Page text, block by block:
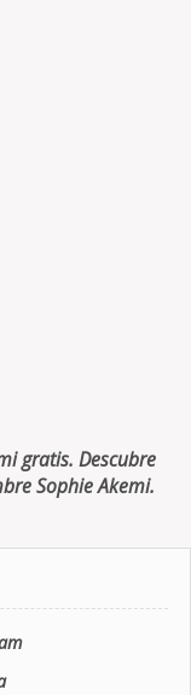
gratis. Descubre
Sophie Akemi.